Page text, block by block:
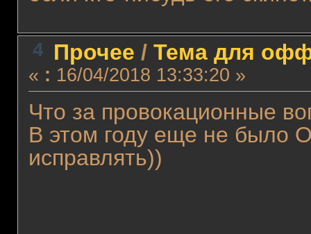
4 Прочее / Тема для
« : 16/04/2018 13:33:20 »
Что за провокационные
В этом году еще не было
исправлять))